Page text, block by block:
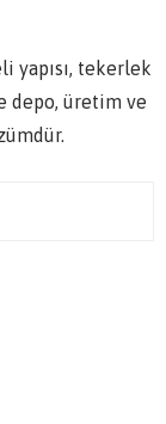
yapısı, tekerlek
depo, üretim ve